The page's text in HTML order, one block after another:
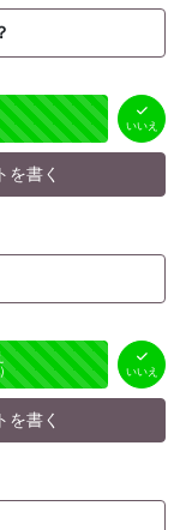
いいえ
を書く
いいえ
を書く